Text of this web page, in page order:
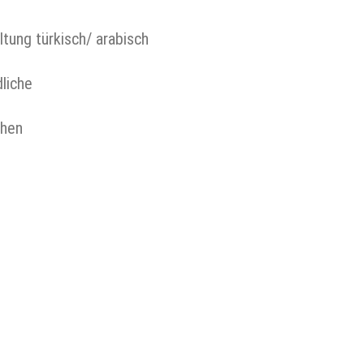
türkisch/ arabisch